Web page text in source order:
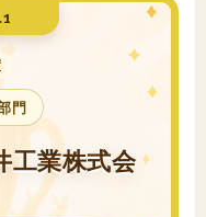
門
工業株式会